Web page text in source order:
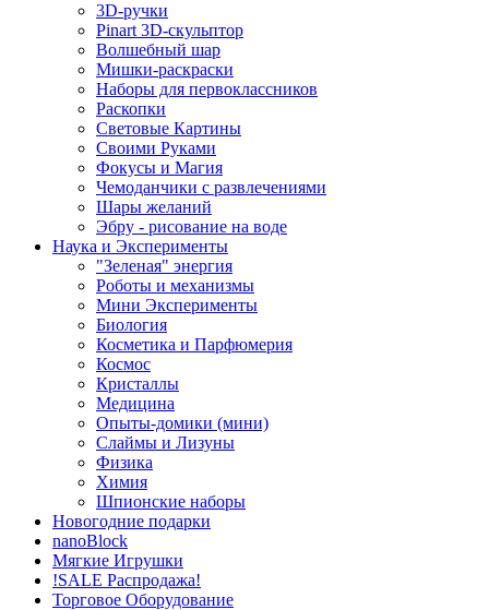
3D-ручки
Pinart 3D-скульптор
Волшебный шар
Мишки-раскраски
Наборы для первоклассников
Раскопки
Световые Картины
Своими Руками
Фокусы и Магия
Чемоданчики с развлечениями
Шары желаний
Эбру - рисование на воде
Наука и Эксперименты
"Зеленая" энергия
Роботы и механизмы
Мини Эксперименты
Биология
Косметика и Парфюмерия
Космос
Кристаллы
Медицина
Опыты-домики (мини)
Слаймы и Лизуны
Физика
Химия
Шпионские наборы
Новогодние подарки
nanoBlock
Мягкие Игрушки
!SALE Распродажа!
Торговое Оборудование